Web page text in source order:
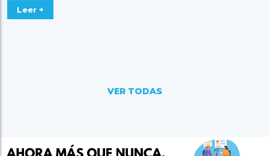
Leer +
VER TODAS